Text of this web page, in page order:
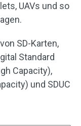
UAVs und so
SD-Karten,
Standard
Capacity),
und SDUC